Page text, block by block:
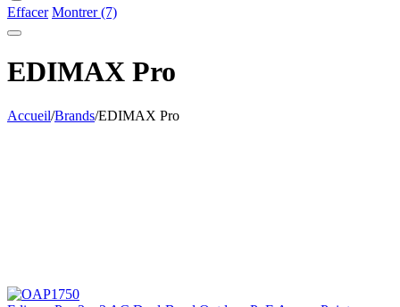
Effacer Montrer (7)
EDIMAX Pro
Accueil/Brands/EDIMAX Pro